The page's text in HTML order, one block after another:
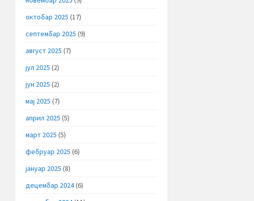
октобар 2025 (17)
септембар 2025 (9)
август 2025 (7)
јул 2025 (2)
јун 2025 (2)
мај 2025 (7)
април 2025 (5)
март 2025 (5)
фебруар 2025 (6)
јануар 2025 (8)
децембар 2024(6)